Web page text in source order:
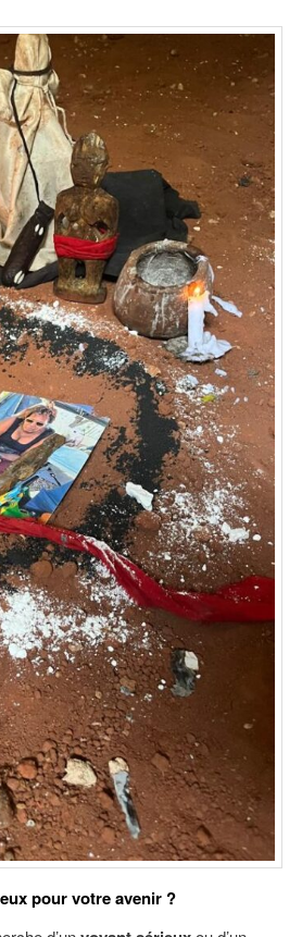
pour votre avenir ?